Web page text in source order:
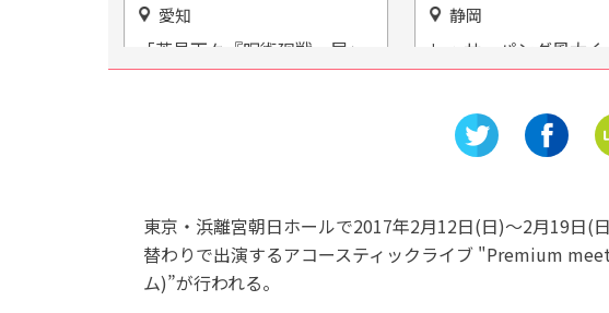
静岡
レッサーパンダ風太くんの出
身地『静岡市立日本平動物
愛知
動物園に水族館も!?楽
いっぱいの「豊川市
東京・浜離宮朝日ホールで2017年2月12日(日)〜2月19日(
替わりで出演するアコースティックライブ "Premium
ム)”が行われる。
える「舩橋楽器資料館」
開催中
名古屋市中区
愛知
悠歌に会って
で1対1のオン